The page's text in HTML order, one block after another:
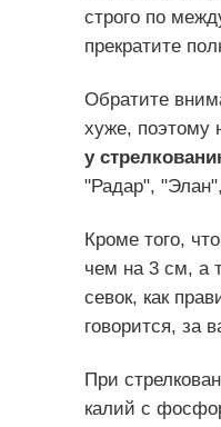
строго по
прекратите
Обратите
хуже, поэтому
у
"Радар",
Кроме того,
чем на 3 см, а
севок, как
говорится, за
При
калий с